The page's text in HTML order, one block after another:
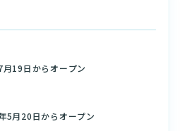
19日からオープン
5月20日からオープン